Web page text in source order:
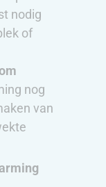
nodig
of
nog
van